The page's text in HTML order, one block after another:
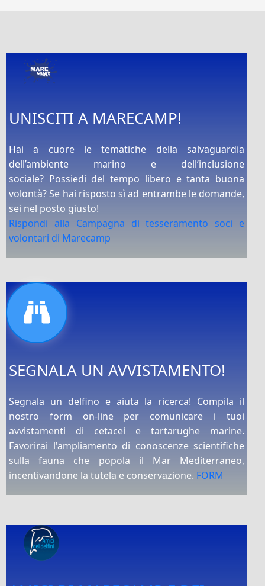
UNISCITI A MARECAMP!
Hai a cuore le tematiche della salvaguardia
dell’ambiente marino e dell’inclusione
sociale? Possiedi del tempo libero e tanta buona
volontà? Se hai risposto sì ad entrambe le domande,
sei nel posto giusto!
Rispondi alla Campagna di tesseramento soci e
volontari di Marecamp
SEGNALA UN AVVISTAMENTO!
Segnala un delfino e aiuta la ricerca! Compila il
nostro form on-line per comunicare i tuoi
avvistamenti di cetacei e tartarughe marine.
Favorirai l'ampliamento di conoscenze scientifiche
sulla fauna che popola il Mar Mediterraneo,
incentivandone la tutela e conservazione. FORM